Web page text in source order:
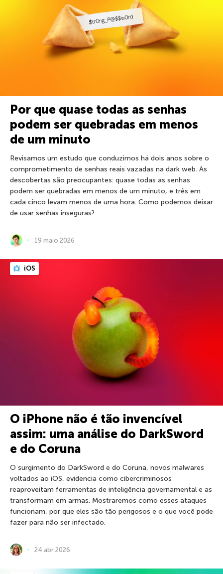
Por que quase todas as senhas
podem ser quebradas em menos
de um minuto
Revisamos um estudo que conduzimos há dois anos sobre o
comprometimento de senhas reais vazadas na dark web. As
descobertas são preocupantes: quase todas as senhas
podem ser quebradas em menos de um minuto, e três em
cada cinco levam menos de uma hora. Como podemos deixar
de usar senhas inseguras?
19 maio 2026
iOS
O iPhone não é tão invencível
assim: uma análise do DarkSword
e do Coruna
O surgimento do DarkSword e do Coruna, novos malwares
voltados ao iOS, evidencia como cibercriminosos
reaproveitam ferramentas de inteligência governamental e as
transformam em armas. Mostraremos como esses ataques
funcionam, por que eles são tão perigosos e o que você pode
fazer para não ser infectado.
24 abr 2026